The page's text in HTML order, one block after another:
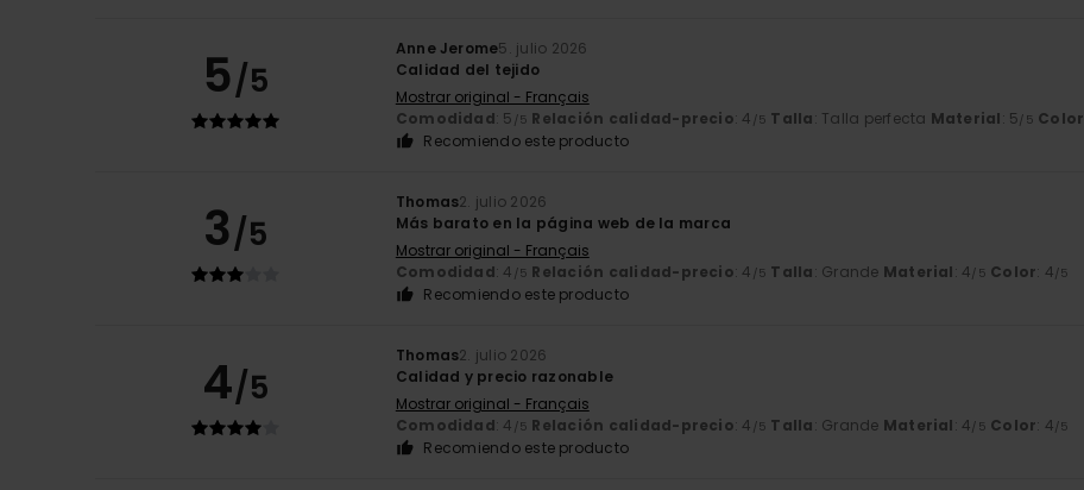
5/5
Anne Jerome5. julio 2026
Calidad del tejido
Mostrar original - Français
Comodidad: 5 /5 Relación calidad-precio: 4 /5 Talla: Talla perfecta Material: 5/5 Color
Recomiendo este producto
3/5
Thomas2. julio 2026
Más barato en la página web de la marca
Mostrar original - Français
Comodidad: 4 /5 Relación calidad-precio: 4 /5 Talla: Grande Material: 4/5 Color: 4/5
Recomiendo este producto
4/5
Thomas2. julio 2026
Calidad y precio razonable
Mostrar original - Français
Comodidad: 4 /5 Relación calidad-precio: 4 /5 Talla: Grande Material: 4/5 Color: 4/5
Recomiendo este producto